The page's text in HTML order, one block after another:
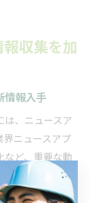
収集を加
情報入手
、ニュースア
ニュースアプ
など、重要な動
。例えば、建設
ルし、必要なジ